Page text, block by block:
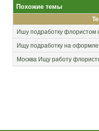
Похожие темы
Ишу подработку флористом
Ищу подработку на
Москва Ищу работу